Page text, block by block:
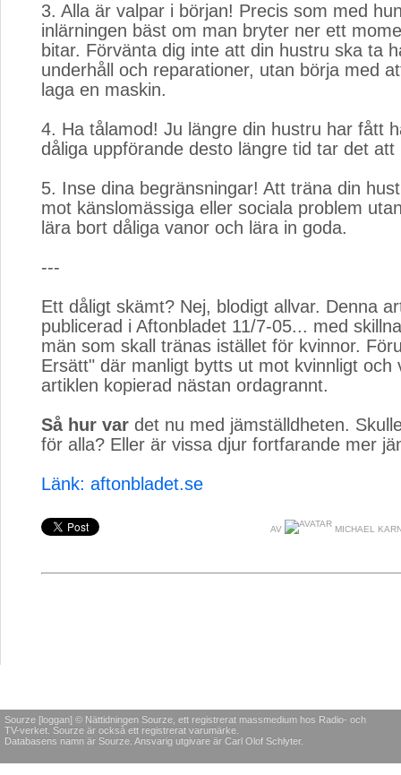
3. Alla är valpar i början! Precis som med
inlärningen bäst om man bryter ner ett
bitar. Förvänta dig inte att din hustru ska ta
underhåll och reparationer, utan börja med
laga en maskin.
4. Ha tålamod! Ju längre din hustru har fått
dåliga uppförande desto längre tid tar det att
5. Inse dina begränsningar! Att träna din
mot känslomässiga eller sociala problem
lära bort dåliga vanor och lära in goda.
---
Ett dåligt skämt? Nej, blodigt allvar. Denna
publicerad i Aftonbladet 11/7-05... med
män som skall tränas istället för kvinnor.
Ersätt" där manligt bytts ut mot kvinnligt och
artiklen kopierad nästan ordagrannt.
Så hur var det nu med jämställdheten.
för alla? Eller är vissa djur fortfarande mer
Länk: aftonbladet.se
AV MICHAEL
Sourze [loggan] © Nättidningen Sourze, ett registrerat massmedium hos Radio- och
TV-verket. Sourze är också ett registrerat varumärke.
Databasens namn är Sourze. Ansvarig utgivare är Carl Olof Schlyter.